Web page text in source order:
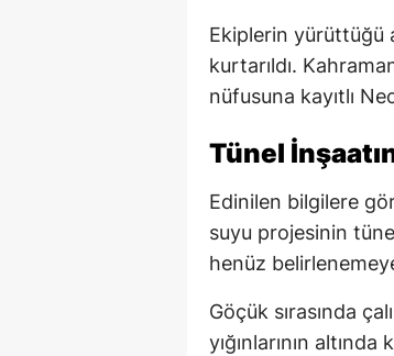
Ekiplerin yürüttüğü
kurtarıldı.
nüfusuna kayıtlı
Tünel
Edinilen bilgilere
suyu projesinin
henüz
Göçük sırasında
yığınlarının